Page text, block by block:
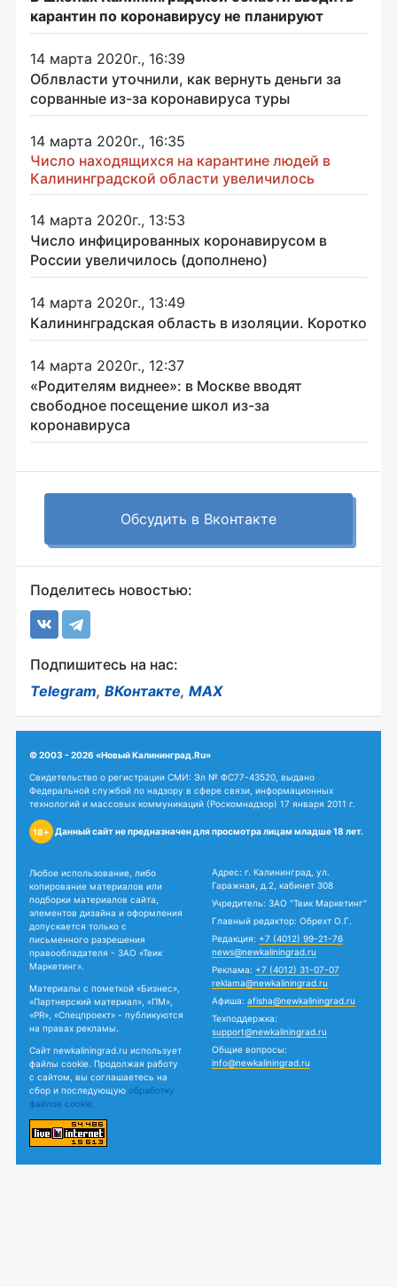
карантин по коронавирусу не планируют
14 марта 2020г., 16:39
Облвласти уточнили, как вернуть деньги за
сорванные из-за коронавируса туры
14 марта 2020г., 16:35
Число находящихся на карантине людей в
Калининградской области увеличилось
14 марта 2020г., 13:53
Число инфицированных коронавирусом в
России увеличилось (дополнено)
14 марта 2020г., 13:49
Калининградская область в изоляции. Коротко
14 марта 2020г., 12:37
«Родителям виднее»: в Москве вводят
свободное посещение школ из-за
коронавируса
Обсудить в Вконтакте
Поделитесь новостью:
Подпишитесь на нас:
Telegram, ВКонтакте, MAX
© 2003 - 2026 «Новый Калининград.Ru»
Свидетельство о регистрации СМИ: Эл № ФС77-43520, выдано
Федеральной службой по надзору в сфере связи, информационных
технологий и массовых коммуникаций (Роскомнадзор) 17 января 2011 г.
18+ Данный сайт не предназначен для просмотра лицам младше 18 лет.
Любое использование, либо
копирование материалов или
подборки материалов сайта,
элементов дизайна и оформления
допускается только с
письменного разрешения
правообладателя - ЗАО «Твик
Маркетинг».
Материалы с пометкой «Бизнес»,
«Партнерский материал», «ПМ»,
«PR», «Спецпроект» - публикуются
на правах рекламы.
Сайт newkaliningrad.ru использует
файлы cookie. Продолжая работу
с сайтом, вы соглашаетесь на
сбор и последующую обработку
файлов cookie.
Адрес: г. Калининград, ул.
Гаражная, д.2, кабинет 308
Учредитель: ЗАО "Твик Маркетинг"
Главный редактор: Обрехт О.Г.
Редакция: +7 (4012) 99-21-76
news@newkaliningrad.ru
Реклама: +7 (4012) 31-07-07
reklama@newkaliningrad.ru
Афиша: afisha@newkaliningrad.ru
Техподдержка:
support@newkaliningrad.ru
Общие вопросы:
info@newkaliningrad.ru